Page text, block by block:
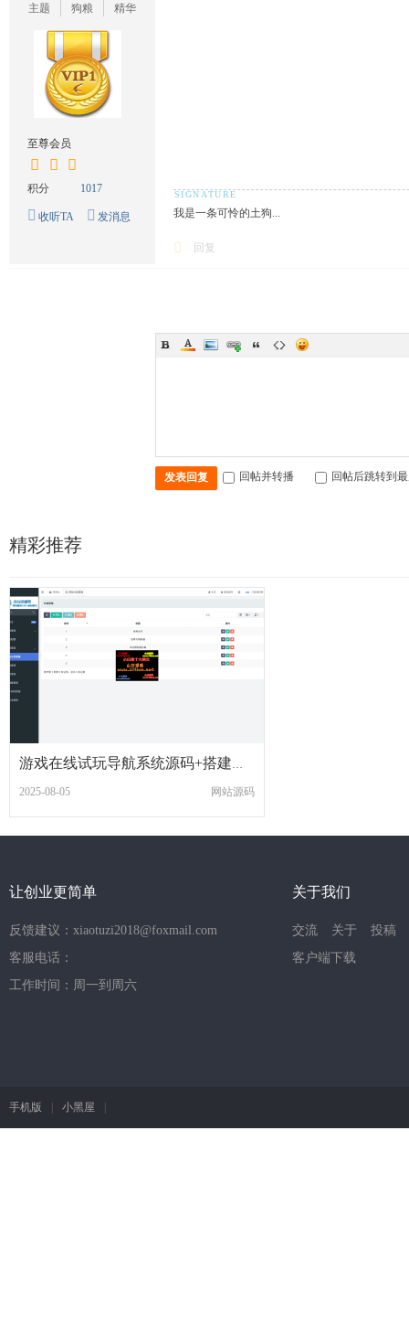
主题
狗粮
精华
至尊会员
积分 1017
收听TA 发消息 我是一条可怜的土狗...
回复
发表回复 回帖并转播 回帖后跳转到
精彩推荐
2025-08-05 网站源码
让创业更简单
反馈建议：xiaotuzi2018@foxmail.com
客服电话：
工作时间：周一到周六
关于我们
交流 关于
投稿
客户端下载
手机版 | 小黑屋 |